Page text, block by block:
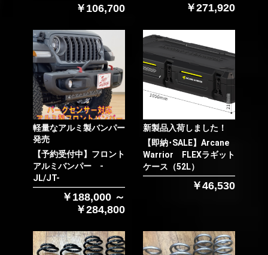
￥106,700 ￥271,920
軽量なアルミ製バンパー
発売
【予約受付中】フロント
アルミバンパー -
JL/JT-
￥188,000 ～
￥284,800
新製品入荷しました！
【即納･SALE】Arcane
Warrior FLEXラギット
ケース（52L）
￥46,530